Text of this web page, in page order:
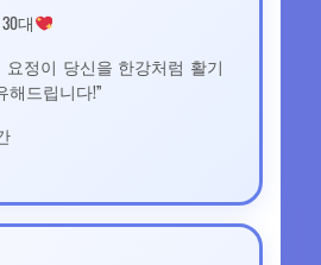
대
요정이 당신을 한강처럼 활기
해드립니다!”